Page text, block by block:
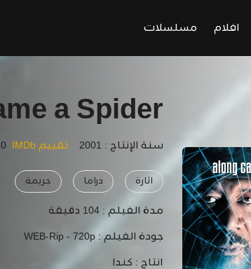
افلام مسلسلات
a Spider
سنة الإنتاج : 2001 تقييم IMDb /
اثارة دراما جريمة
مدة الفيلم : 104 دقيقة
جودة الفيلم : WEB-Rip - 720p
انتاج : كندا